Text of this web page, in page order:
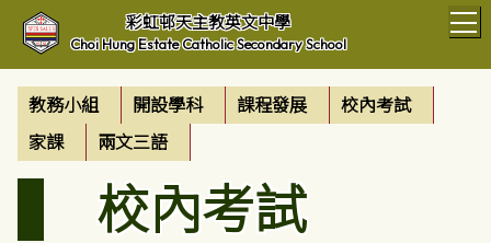
彩虹邨天主教英文中學
Choi Hung Estate Catholic Secondary School
教務小組 開設學科 課程發展
校內考試
家課
兩文三語
校內考試